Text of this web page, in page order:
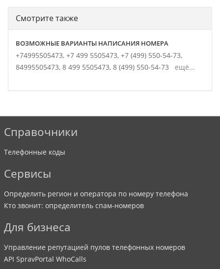
Смотрите также
ВОЗМОЖНЫЕ ВАРИАНТЫ НАПИСАНИЯ НОМЕРА
+74995505473, +7 499 5505473, +7 (499) 550-54-73,
84995505473, 8 499 5505473, 8 (499) 550-54-73 ещё...
Справочники
Телефонные коды
Сервисы
Определить регион и оператора по номеру телефона
Кто звонит: определитель спам-номеров
Для бизнеса
Управление репутацией пулов телефонных номеров
API SpravPortal WhoCalls